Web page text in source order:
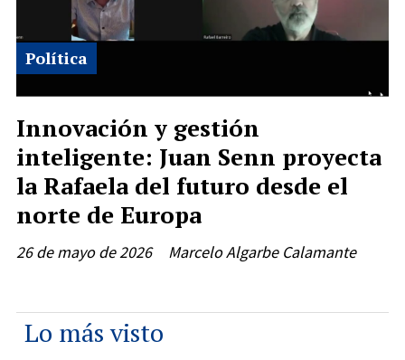
Innovación y gestión
inteligente: Juan Senn proyecta
la Rafaela del futuro desde el
norte de Europa
Marcelo Algarbe Calamante
Política
26 de mayo de 2026
Lo más visto